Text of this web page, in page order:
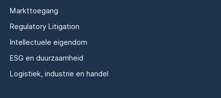
Markttoegang
Regulatory Litigation
Intellectuele eigendom
ESG en duurzaamheid
Logistiek, industrie en handel